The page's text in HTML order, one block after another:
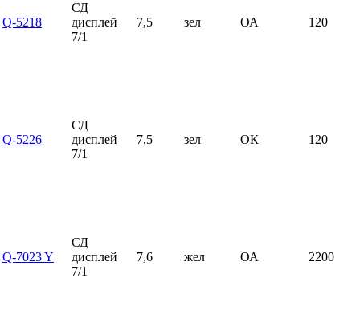
Q-5218
СД
дисплей
7/1
7,5 зел ОА 120
Q-5226
СД
дисплей
7/1
7,5 зел ОК 120
Q-7023 Y
СД
дисплей
7/1
7,6 жел ОА 2200